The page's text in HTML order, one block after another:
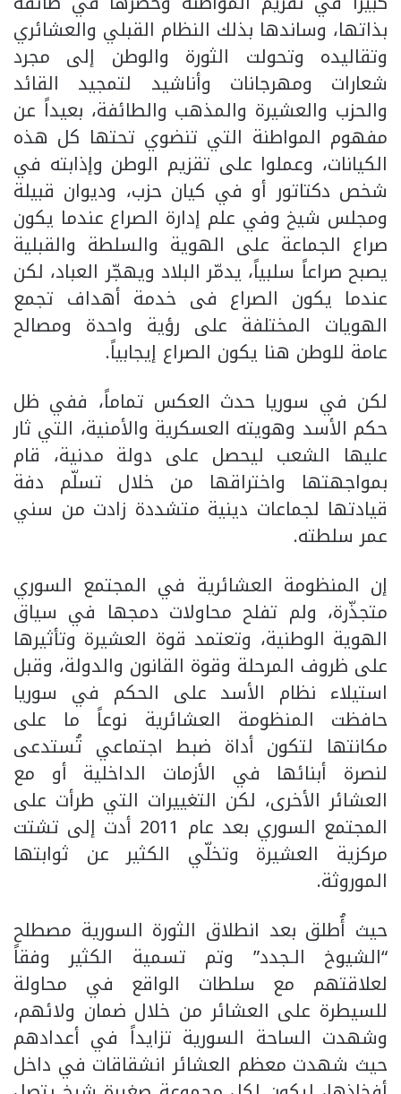
بذاتها، وساندها بذلك النظام القبلي والعشائري
وتقاليده وتحولت الثورة والوطن إلى مجرد
شعارات ومهرجانات وأناشيد لتمجيد القائد
والحزب والعشيرة والمذهب والطائفة، بعيداً عن
مفهوم المواطنة التي تنضوي تحتها كل هذه
الكيانات، وعملوا على تقزيم الوطن وإذابته في
شخص دكتاتور أو في كيان حزب، وديوان قبيلة
ومجلس شيخ وفي علم إدارة الصراع عندما يكون
صراع الجماعة على الهوية والسلطة والقبلية
يصبح صراعاً سلبياً، يدمّر البلاد ويهجّر العباد، لكن
عندما يكون الصراع فى خدمة أهداف تجمع
الهويات المختلفة على رؤية واحدة ومصالح
عامة للوطن هنا يكون الصراع إيجابياً.
لكن في سوريا حدث العكس تماماً، ففي ظل
حكم الأسد وهويته العسكرية والأمنية، التي ثار
عليها الشعب ليحصل على دولة مدنية، قام
بمواجهتها واختراقها من خلال تسلّم دفة
قيادتها لجماعات دينية متشددة زادت من سني
عمر سلطته.
إن المنظومة العشائرية في المجتمع السوري
متجذّرة، ولم تفلح محاولات دمجها في سياق
الهوية الوطنية، وتعتمد قوة العشيرة وتأثيرها
على ظروف المرحلة وقوة القانون والدولة، وقبل
استيلاء نظام الأسد على الحكم في سوريا
حافظت المنظومة العشائرية نوعاً ما على
مكانتها لتكون أداة ضبط اجتماعي تُستدعى
لنصرة أبنائها في الأزمات الداخلية أو مع
العشائر الأخرى، لكن التغييرات التي طرأت على
المجتمع السوري بعد عام 2011 أدت إلى تشتت
مركزية العشيرة وتخلّي الكثير عن ثوابتها
الموروثة.
حيث أُطلق بعد انطلاق الثورة السورية مصطلح
“الشيوخ الـجدد” وتم تسمية الكثير وفقاً
لعلاقتهم مع سلطات الواقع في محاولة
للسيطرة على العشائر من خلال ضمان ولائهم،
وشهدت الساحة السورية تزايداً في أعدادهم
حيث شهدت معظم العشائر انشقاقات في داخل